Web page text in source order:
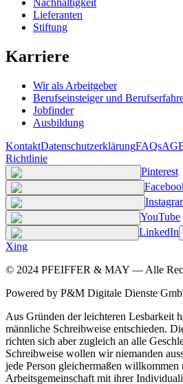
Nachhaltigkeit
Lieferanten
Stiftung
Karriere
Wir als Arbeitgeber
Berufseinsteiger und
Jobfinder
Ausbildung
KontaktDatenschutzerklärungFAQs
Richtlinie
Pinterest
YouTube
LinkedIn
Xing
© 2024 PFEIFFER & MAY — Alle
Powered by P&M Digitale Dienste
Aus Gründen der leichteren Lesbarkeit
männliche Schreibweise entschieden.
richten sich aber zugleich an alle
Schreibweise wollen wir niemanden
jede Person gleichermaßen willkommen
Arbeitsgemeinschaft mit ihrer